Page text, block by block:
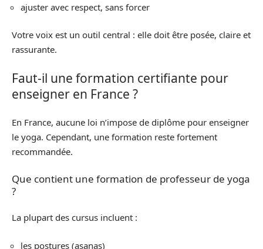
ajuster avec respect, sans forcer
Votre voix est un outil central : elle doit être posée, claire et
rassurante.
Faut-il une formation certifiante pour
enseigner en France ?
En France, aucune loi n’impose de diplôme pour enseigner
le yoga. Cependant, une formation reste fortement
recommandée.
Que contient une formation de professeur de yoga
?
La plupart des cursus incluent :
les postures (asanas)